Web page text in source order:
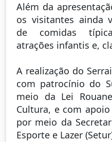
Além da
os visitantes ainda
de comidas
atrações infantis e,
A realização do
com patrocínio do
meio da Lei
Cultura, e com
por meio da
Esporte e Lazer